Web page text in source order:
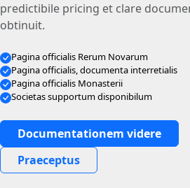
predictibile pricing et clare
obtinuit.
Pagina officialis Rerum Novarum
Pagina officialis, documenta interretialis
Pagina officialis Monasterii
Societas supportum disponibilum
Documentationem videre
Praeceptus